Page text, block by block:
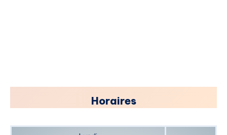
​Horaires